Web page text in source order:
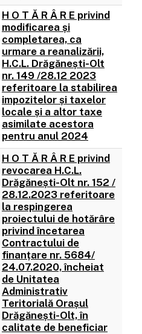
H O T Ă R Â R E privind
modificarea și
completarea, ca
urmare a reanalizării,
H.C.L. Drăgănești-Olt
nr. 149 /28.12 2023
referitoare la stabilirea
impozitelor și taxelor
locale și a altor taxe
asimilate acestora
pentru anul 2024
H O T Ă R Â R E privind
revocarea H.C.L.
Drăgănești-Olt nr. 152 /
28.12.2023 referitoare
la respingerea
proiectului de hotărâre
privind încetarea
Contractului de
finanțare nr. 5684/
24.07.2020, încheiat
de Unitatea
Administrativ
Teritorială Orașul
Drăgănești-Olt, în
calitate de beneficiar